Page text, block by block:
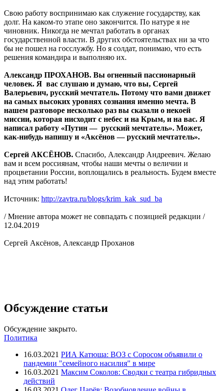
Свою работу воспринимаю как служение государству, как
долг. На каком-то этапе оно закончится. По натуре я не
чиновник. Никогда не мечтал работать в органах
государственной власти. В других обстоятельствах ни за что
бы не пошел на госслужбу. Но я солдат, понимаю, что есть
решения командира и выполняю их.
Александр ПРОХАНОВ. Вы огненный пассионарный
человек. Я вас слушаю и думаю, что вы, Сергей
Валерьевич, русский мечтатель. Потому что вами движет
на самых высоких уровнях сознания именно мечта. В
нашем разговоре несколько раз вы сказали о некоей
миссии, которая нисходит с небес и на Крым, и на вас. Я
написал работу «Путин — русский мечтатель». Может,
как-нибудь напишу и «Аксёнов — русский мечтатель».
Сергей АКСЁНОВ. Спасибо, Александр Андреевич. Желаю
вам и всем россиянам, чтобы наши мечты о величии и
процветании России, воплощались в реальность. Будем вместе
над этим работать!
Источник: http://zavtra.ru/blogs/krim_kak_sud_ba
/ Мнение автора может не совпадать с позицией редакции /
12.04.2019
Сергей Аксёнов, Александр Проханов
Обсуждение статьи
Обсуждение закрыто.
Политика
16.03.2021 РИА Катюша: ВОЗ с Соросом объявили о
пандемии "семейного насилия" в мире
16.03.2021 Максим Соколов: Сводки с театра гибридных
действий